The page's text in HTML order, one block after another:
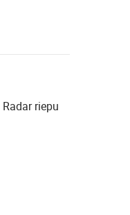
Radar riepu